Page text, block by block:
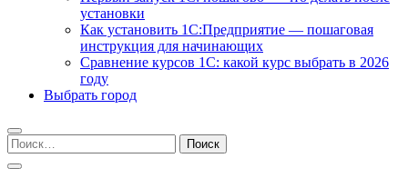
установки
Как установить 1С:Предприятие — пошаговая
инструкция для начинающих
Сравнение курсов 1С: какой курс выбрать в 2026
году
Выбрать город
Найти: